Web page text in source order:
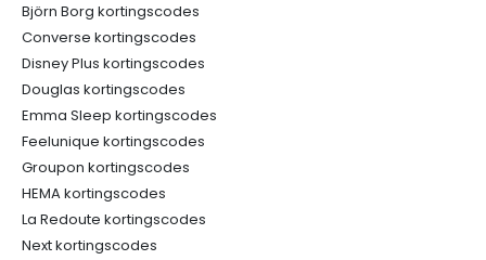
Björn Borg kortingscodes
Converse kortingscodes
Disney Plus kortingscodes
Douglas kortingscodes
Emma Sleep kortingscodes
Feelunique kortingscodes
Groupon kortingscodes
HEMA kortingscodes
La Redoute kortingscodes
Next kortingscodes